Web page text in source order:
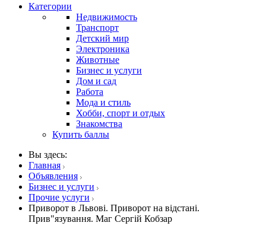
Категории
Недвижимость
Транспорт
Детский мир
Электроника
Животные
Бизнес и услуги
Дом и сад
Работа
Мода и стиль
Хобби, спорт и отдых
Знакомства
Купить баллы
Вы здесь:
Главная
Объявления
Бизнес и услуги
Прочие услуги
Приворот в Львові. Приворот на відстані.
Прив"язування. Маг Сергій Кобзар